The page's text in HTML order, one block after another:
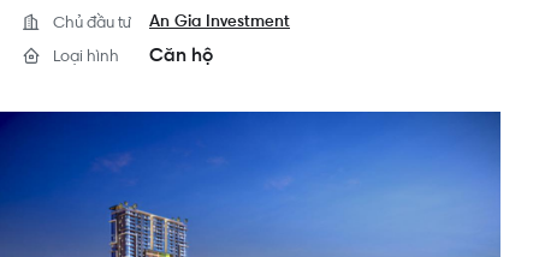
Chủ đầu tư An Gia Investment
Loại hình Căn hộ